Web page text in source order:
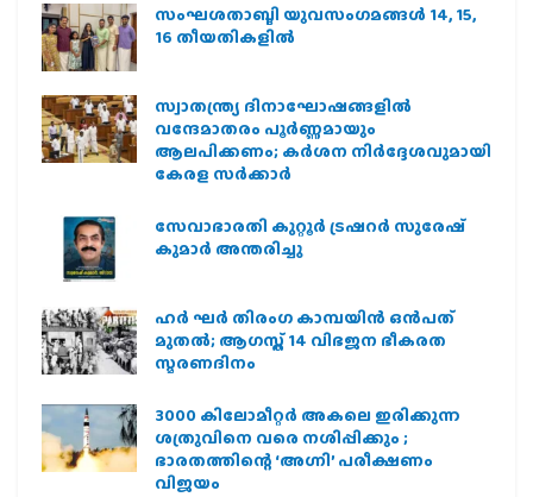
സംഘശതാബ്ദി യുവസംഗമങ്ങള്‍ 14, 15,
16 തീയതികളില്‍
സ്വാതന്ത്ര്യ ദിനാഘോഷങ്ങളിൽ
വന്ദേമാതരം പൂർണ്ണമായും
ആലപിക്കണം; കർശന നിർദ്ദേശവുമായി
കേരള സർക്കാർ
സേവാഭാരതി കുറ്റൂർ ട്രഷറർ സുരേഷ്
കുമാർ അന്തരിച്ചു
ഹര്‍ ഘര്‍ തിരംഗ കാമ്പയിന്‍ ഒന്‍പത്
മുതല്‍; ആഗസ്ത് 14 വിഭജന ഭീകരത
സ്മരണദിനം
3000 കിലോമീറ്റർ അകലെ ഇരിക്കുന്ന
ശത്രുവിനെ വരെ നശിപ്പിക്കും ;
ഭാരതത്തിന്റെ ‘അഗ്നി’ പരീക്ഷണം
വിജയം